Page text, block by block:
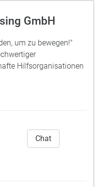
GmbH
um zu bewegen!"
Hilfsorganisationen
Chat